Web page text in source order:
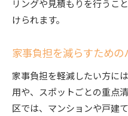
リングや見積もりを行うこ
けられます。
家事負担を減らすため
家事負担を軽減したい方に
用や、スポットごとの重点
区では、マンションや戸建